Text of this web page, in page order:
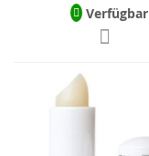
Verfügbar